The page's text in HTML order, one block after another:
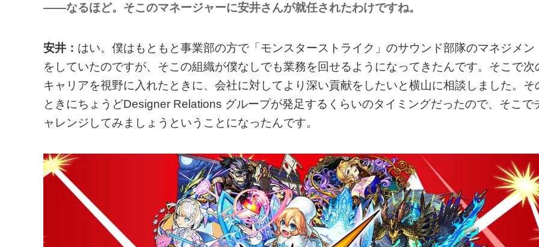
――なるほど。そこのマネージャーに安井さんが就任されたわけですね。
安井： はい。僕はもともと事業部の方で「モンスターストライク」のサウンド部隊のマネジメン
をしていたのですが、そこの組織が僕なしでも業務を回せるようになってきたんです。そこで次
キャリアを視野に入れたときに、会社に対してより深い貢献をしたいと横山に相談しました。そ
ときにちょうどDesigner Relations グループが発足するくらいのタイミングだったので、そこで
ャレンジしてみましょうということになったんです。